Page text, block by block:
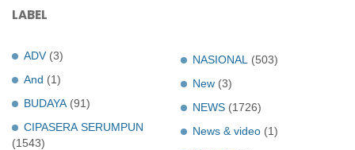
LABEL
ADV (3)
And (1)
BUDAYA (91)
CIPASERA SERUMPUN
(1543)
NASIONAL
(503)
New (3)
NEWS (1726)
News & video (1)